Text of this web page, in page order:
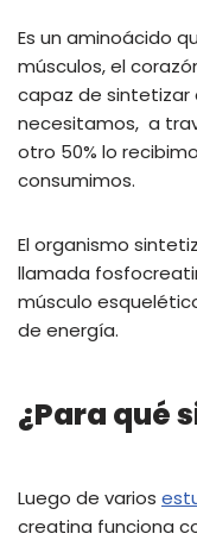
Es un aminoácido
músculos, el
capaz de sintetizar
necesitamos, a
otro 50% lo
consumimos.
El organismo
llamada
músculo
de energía.
¿Para qué
Luego de varios
creatina funciona